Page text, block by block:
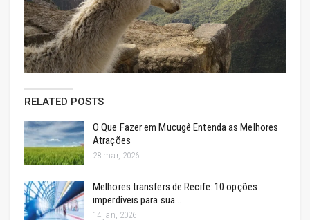
RELATED POSTS
O Que Fazer em Mucugê Entenda as Melhores
Atrações
28 mar, 2026
Melhores transfers de Recife: 10 opções
imperdíveis para sua…
14 jan, 2026